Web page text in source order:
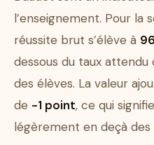
l’enseignement. Pour la
réussite brut s’élève à
dessous du taux attendu
des élèves. La valeur
de -1 point, ce qui
légèrement en deçà des